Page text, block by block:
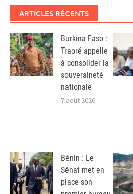
ARTICLES RÉCENTS
Burkina Faso :
Traoré appelle
à consolider la
souveraineté
nationale
7 août 2026
Bénin : Le
Sénat met en
place son